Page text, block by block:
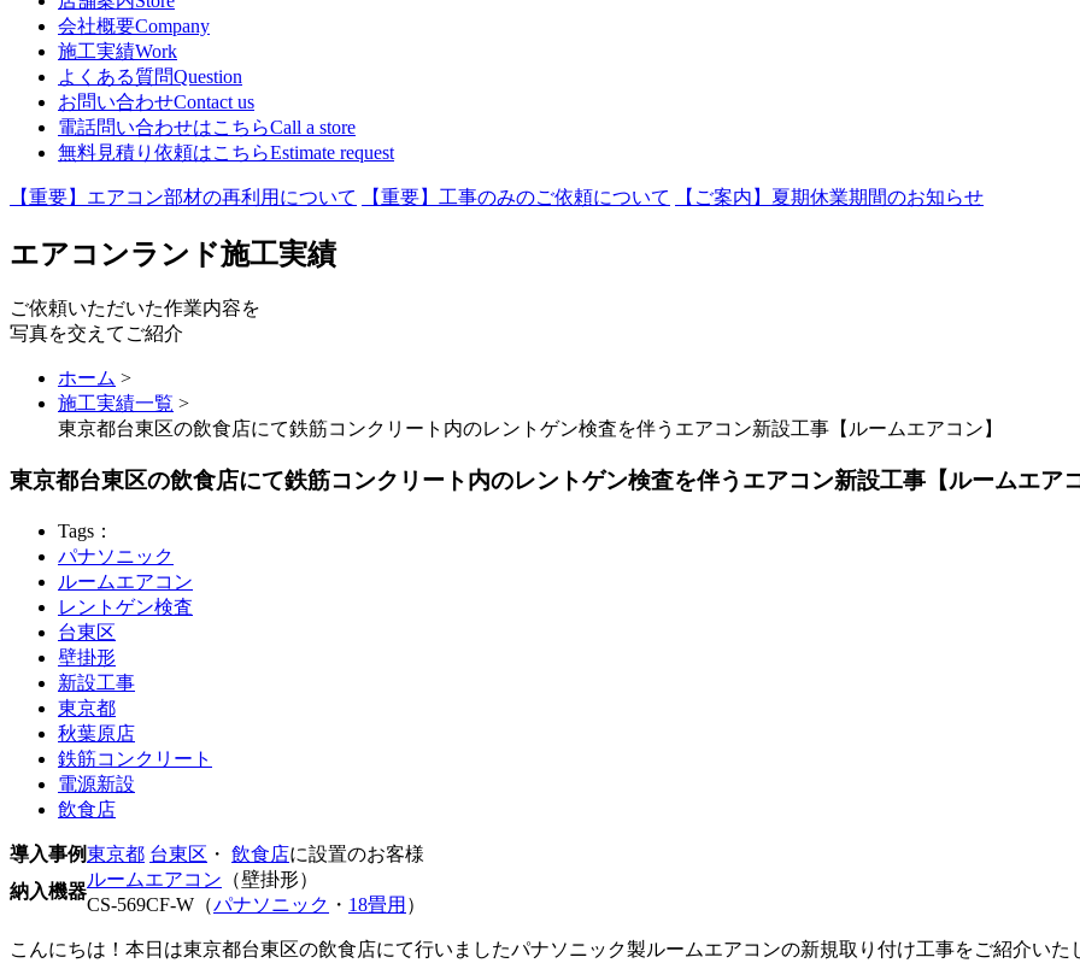
会社概要Company
施工実績Work
よくある質問Question
お問い合わせContact us
電話問い合わせはこちらCall a store
無料見積り依頼はこちらEstimate request
【重要】エアコン部材の再利用について 【重要】工事のみのご依頼について 【ご案内】夏期休業期間のお知らせ
エアコンランド施工実績
ご依頼いただいた作業内容を
写真を交えてご紹介
ホーム >
施工実績一覧 >
東京都台東区の飲食店にて鉄筋コンクリート内のレントゲン検査を伴うエアコン新設工事【ルームエアコン】
東京都台東区の飲食店にて鉄筋コンクリート内のレントゲン検査を伴うエアコン新設工事【ルームエア
Tags：
パナソニック
ルームエアコン
レントゲン検査
台東区
壁掛形
新設工事
東京都
秋葉原店
鉄筋コンクリート
電源新設
飲食店
導入事例東京都 台東区 ・ 飲食店に設置のお客様
納入機器
ルームエアコン （壁掛形）
CS-569CF-W（パナソニック ・ 18畳用 ）
こんにちは！本日は東京都台東区の飲食店にて行いましたパナソニック製ルームエアコンの新規取り付け工事をご紹介いた